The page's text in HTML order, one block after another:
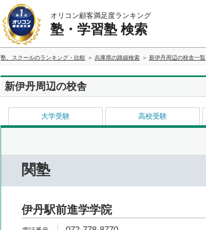
オリコン顧客満足度ランキング
塾・学習塾 検索
塾、スクールのランキング・比較 兵庫県の路線検索 新伊丹周辺の校舎一覧
新伊丹周辺の校舎
大学受験 高校受験
関塾
伊丹駅前進学学院